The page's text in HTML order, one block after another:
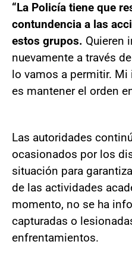
“La Policía tiene que
contundencia a las
estos grupos. Quieren
nuevamente a través
lo vamos a permitir.
es mantener el orden
Las autoridades
ocasionados por los
situación para
de las actividades
momento, no se ha
capturadas o
enfrentamientos.